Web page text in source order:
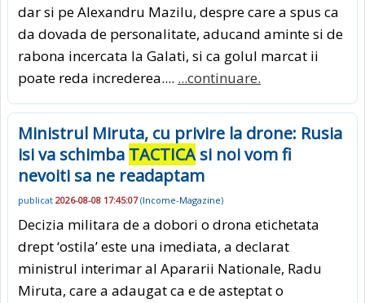
dar si pe Alexandru Mazilu, despre care a spus ca
da dovada de personalitate, aducand aminte si de
rabona incercata la Galati, si ca golul marcat ii
poate reda increderea.... ...continuare.
Ministrul Miruta, cu privire la drone: Rusia
isi va schimba TACTICAsi noi vom fi
nevoiti sa ne readaptam
publicat 2026-08-08 17:45:07(Income-Magazine)
Decizia militara de a dobori o drona etichetata
drept ‘ostila’ este una imediata, a declarat
ministrul interimar al Apararii Nationale, Radu
Miruta, care a adaugat ca e de asteptat o